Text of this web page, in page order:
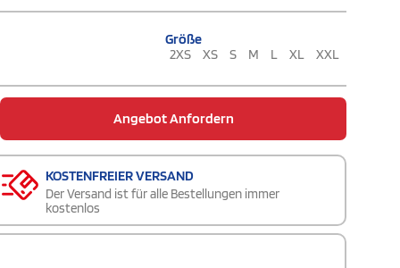
Größe
2XS
XS S M L XL XXL
Angebot Anfordern
KOSTENFREIER VERSAND
Der Versand ist für alle Bestellungen immer
kostenlos